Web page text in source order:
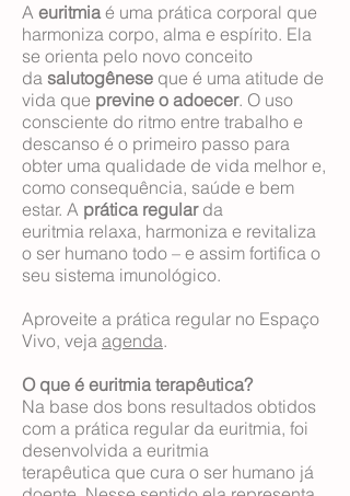
A euritmiaé uma prática corporal que
harmoniza corpo, alma e espírito. Ela
se orienta pelo novo conceito
da salutogênese que é uma atitude de
vida que previne o adoecer. O uso
consciente do ritmo entre trabalho e
descanso é o primeiro passo para
obter uma qualidade de vida melhor e,
como consequência, saúde e bem
estar. A prática regularda
euritmia relaxa, harmoniza e revitaliza
o ser humano todo – e assim fortifica o
seu sistema imunológico.
Aproveite a prática regular no Espaço
Vivo, veja agenda.
O que é euritmia terapêutica?
Na base dos bons resultados obtidos
com a prática regular da euritmia, foi
desenvolvida a euritmia
terapêutica que cura o ser humano já